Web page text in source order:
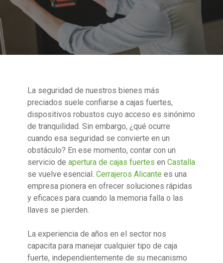
La seguridad de nuestros bienes más
preciados suele confiarse a cajas fuertes,
dispositivos robustos cuyo acceso es sinónimo
de tranquilidad. Sin embargo, ¿qué ocurre
cuando esa seguridad se convierte en un
obstáculo? En ese momento, contar con un
servicio de apertura de cajas fuertes en Castalla
se vuelve esencial. Cerrajeros Alicante es una
empresa pionera en ofrecer soluciones rápidas
y eficaces para cuando la memoria falla o las
llaves se pierden.
La experiencia de años en el sector nos
capacita para manejar cualquier tipo de caja
fuerte, independientemente de su mecanismo